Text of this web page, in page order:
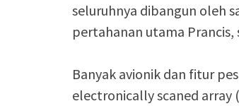
seluruhnya dibangun oleh
pertahanan utama Prancis,
Banyak avionik dan fitur
electronically scaned array